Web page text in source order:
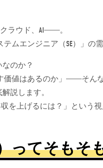
ラウド、AI――。
ムエンジニア（SE）」の
のか？
価値はあるのか」――そん
説します。
を上げるには？」という
ってそもそ